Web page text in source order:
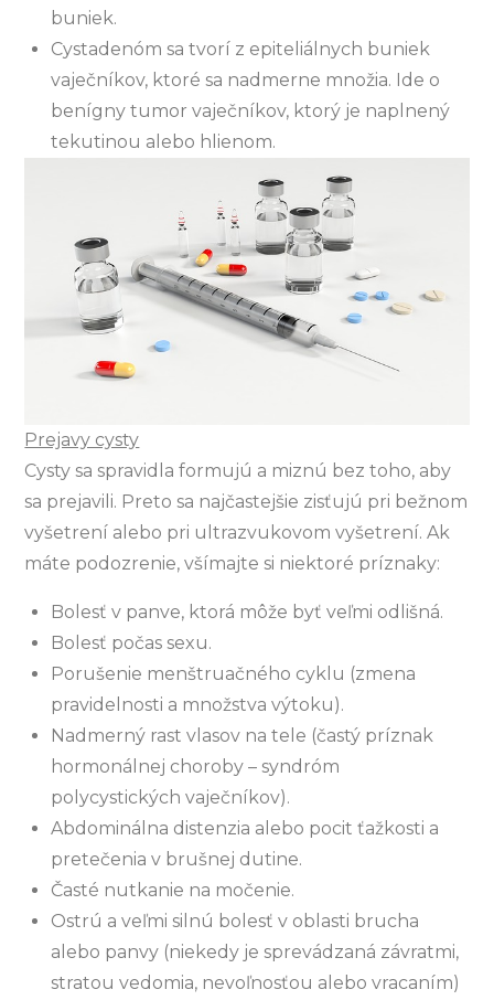
buniek.
Cystadenóm sa tvorí z epiteliálnych buniek
vaječníkov, ktoré sa nadmerne množia. Ide o
benígny tumor vaječníkov, ktorý je naplnený
tekutinou alebo hlienom.
Prejavy cysty
Cysty sa spravidla formujú a miznú bez toho, aby
sa prejavili. Preto sa najčastejšie zisťujú pri bežnom
vyšetrení alebo pri ultrazvukovom vyšetrení. Ak
máte podozrenie, všímajte si niektoré príznaky:
Bolesť v panve, ktorá môže byť veľmi odlišná.
Bolesť počas sexu.
Porušenie menštruačného cyklu (zmena
pravidelnosti a množstva výtoku).
Nadmerný rast vlasov na tele (častý príznak
hormonálnej choroby – syndróm
polycystických vaječníkov).
Abdominálna distenzia alebo pocit ťažkosti a
pretečenia v brušnej dutine.
Časté nutkanie na močenie.
Ostrú a veľmi silnú bolesť v oblasti brucha
alebo panvy (niekedy je sprevádzaná závratmi,
stratou vedomia, nevoľnosťou alebo vracaním)